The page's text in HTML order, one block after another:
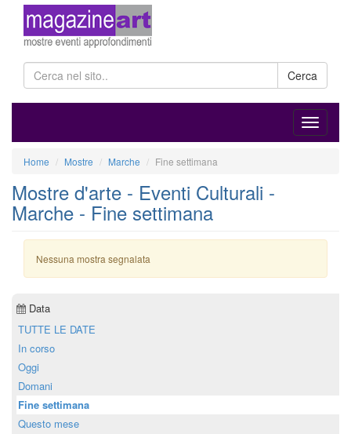
Cerca
Home Mostre Marche Fine settimana
Mostre d'arte - Eventi Culturali -
Marche - Fine settimana
Nessuna mostra segnalata
Data
TUTTE LE DATE
In corso
Oggi
Domani
Fine settimana
Questo mese